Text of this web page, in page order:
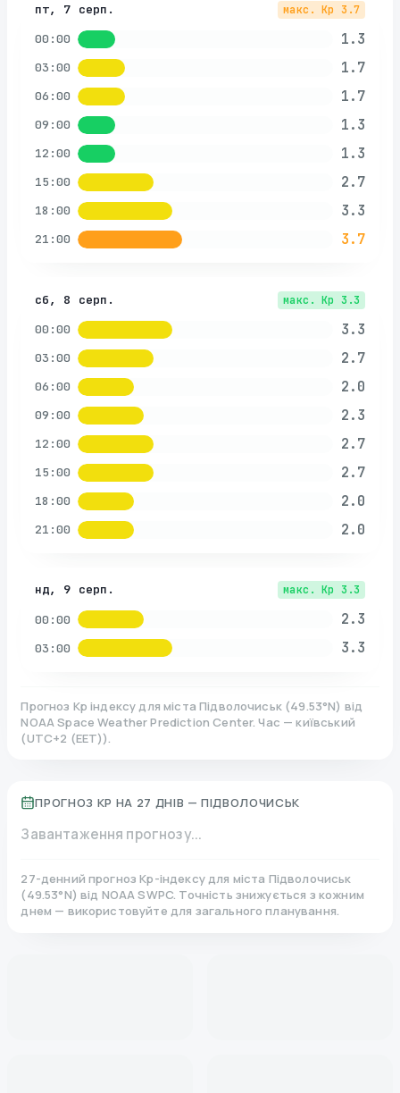
пт, 7 серп. макс. Kp 3.7
00:00 1.3
03:00 1.7
06:00 1.7
09:00 1.3
12:00 1.3
15:00 2.7
18:00 3.3
21:00 3.7
сб, 8 серп. макс. Kp 3.3
00:00 3.3
03:00 2.7
06:00 2.0
09:00 2.3
12:00 2.7
15:00 2.7
18:00 2.0
21:00 2.0
нд, 9 серп. макс. Kp 3.3
00:00 2.3
03:00 3.3
Прогноз Kp індексу для міста Підволочиськ(49.53°N) від
NOAA Space Weather Prediction Center. Час — київський
(UTC+2 (EET)).
ПРОГНОЗ KP НА 27 ДНІВ — ПІДВОЛОЧИСЬК
Завантаження прогнозу...
27-денний прогноз Kp-індексу для міста Підволочиськ
(49.53°N)від NOAA SWPC. Точність знижується з кожним
днем — використовуйте для загального планування.